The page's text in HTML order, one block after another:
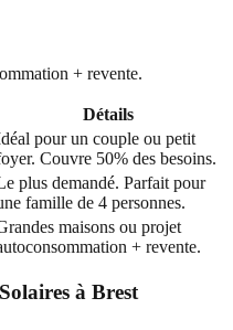
+ revente.
Détails
pour un couple ou petit
Couvre 50% des besoins.
plus demandé. Parfait pour
famille de 4 personnes.
maisons ou projet
+ revente.
à Brest